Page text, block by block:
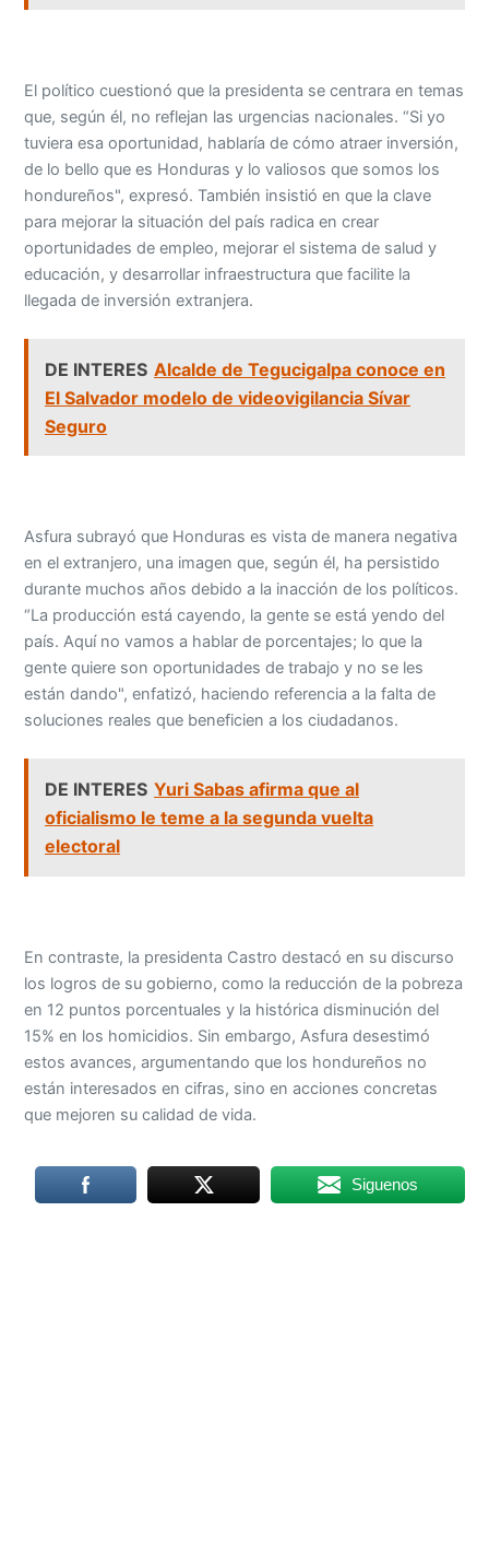
El político cuestionó que la presidenta se centrara en temas
que, según él, no reflejan las urgencias nacionales. “Si yo
tuviera esa oportunidad, hablaría de cómo atraer inversión,
de lo bello que es Honduras y lo valiosos que somos los
hondureños", expresó. También insistió en que la clave
para mejorar la situación del país radica en crear
oportunidades de empleo, mejorar el sistema de salud y
educación, y desarrollar infraestructura que facilite la
llegada de inversión extranjera.
DE INTERES Alcalde de Tegucigalpa conoce en
El Salvador modelo de videovigilancia Sívar
Seguro
Asfura subrayó que Honduras es vista de manera negativa
en el extranjero, una imagen que, según él, ha persistido
durante muchos años debido a la inacción de los políticos.
“La producción está cayendo, la gente se está yendo del
país. Aquí no vamos a hablar de porcentajes; lo que la
gente quiere son oportunidades de trabajo y no se les
están dando", enfatizó, haciendo referencia a la falta de
soluciones reales que beneficien a los ciudadanos.
DE INTERES Yuri Sabas afirma que al
oficialismo le teme a la segunda vuelta
electoral
En contraste, la presidenta Castro destacó en su discurso
los logros de su gobierno, como la reducción de la pobreza
en 12 puntos porcentuales y la histórica disminución del
15% en los homicidios. Sin embargo, Asfura desestimó
estos avances, argumentando que los hondureños no
están interesados en cifras, sino en acciones concretas
que mejoren su calidad de vida.
Siguenos